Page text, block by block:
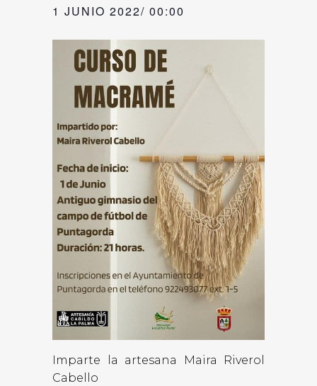
1 JUNIO 2022/ 00:00
Imparte la artesana Maira Riverol
Cabello